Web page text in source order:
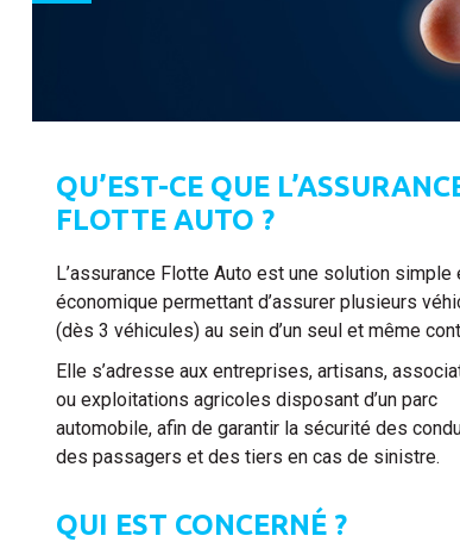
QU’EST-CE QUE
FLOTTE AUTO ?
L’assurance Flotte Auto est une solution simple
économique permettant d’assurer plusieurs
(dès 3 véhicules) au sein d’un seul et même
Elle s’adresse aux entreprises, artisans,
ou exploitations agricoles disposant d’un parc
automobile, afin de garantir la sécurité des
des passagers et des tiers en cas de sinistre.
QUI EST CONCERNÉ ?